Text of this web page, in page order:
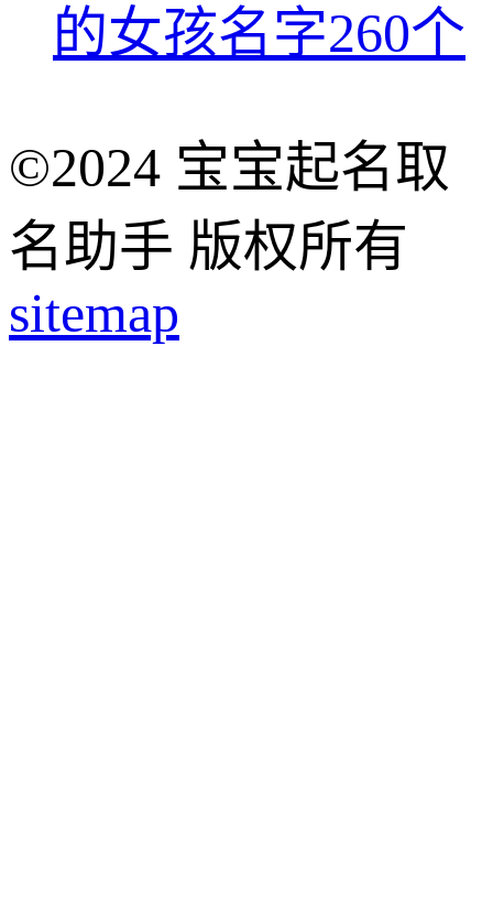
的女孩名字260个
©2024 宝宝起名取
名助手 版权所有
sitemap